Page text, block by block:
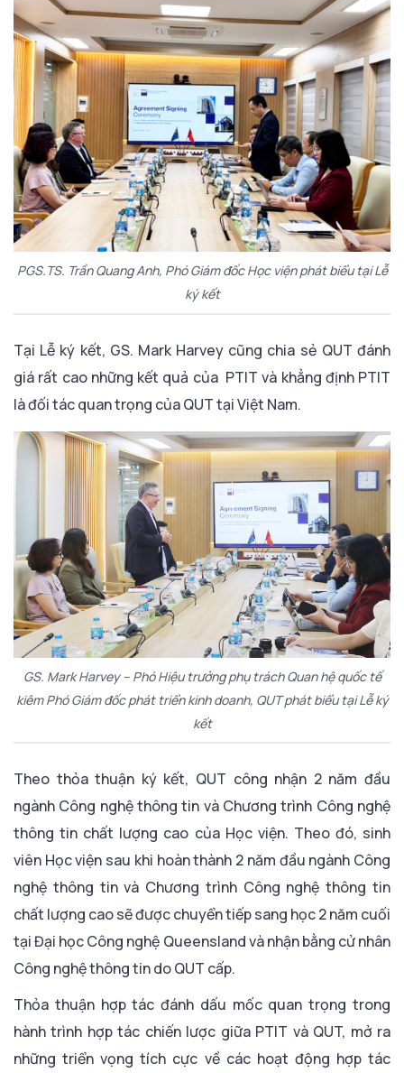
PGS.TS. Trần Quang Anh, Phó Giám đốc Học viện phát biểu tại Lễ
ký kết
Tại Lễ ký kết, GS. Mark Harvey cũng chia sẻ QUT đánh
giá rất cao những kết quả của PTIT và khẳng định PTIT
là đối tác quan trọng của QUT tại Việt Nam.
GS. Mark Harvey – Phó Hiệu trưởng phụ trách Quan hệ quốc tế
kiêm Phó Giám đốc phát triển kinh doanh, QUT phát biểu tại Lễ ký
kết
Theo thỏa thuận ký kết, QUT công nhận 2 năm đầu
ngành Công nghệ thông tin và Chương trình Công nghệ
thông tin chất lượng cao của Học viện. Theo đó, sinh
viên Học viện sau khi hoàn thành 2 năm đầu ngành Công
nghệ thông tin và Chương trình Công nghệ thông tin
chất lượng cao sẽ được chuyển tiếp sang học 2 năm cuối
tại Đại học Công nghệ Queensland và nhận bằng cử nhân
Công nghệ thông tin do QUT cấp.
Thỏa thuận hợp tác đánh dấu mốc quan trọng trong
hành trình hợp tác chiến lược giữa PTIT và QUT, mở ra
những triển vọng tích cực về các hoạt động hợp tác